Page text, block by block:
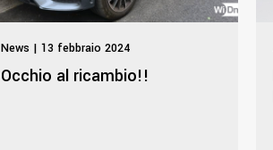
News | 13 febbraio 2024
Occhio al ricambio!!